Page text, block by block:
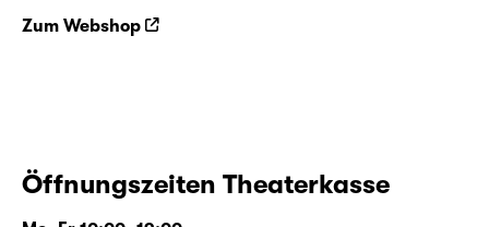
Zum Webshop
Öffnungszeiten Theaterkasse